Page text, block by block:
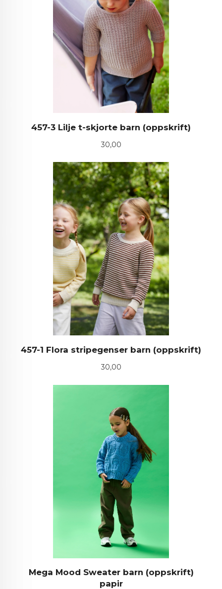
457-3 Lilje t-skjorte barn (oppskrift)
Pris
30,00
457-1 Flora stripegenser barn (oppskrift)
Pris
30,00
Mega Mood Sweater barn (oppskrift)
papir